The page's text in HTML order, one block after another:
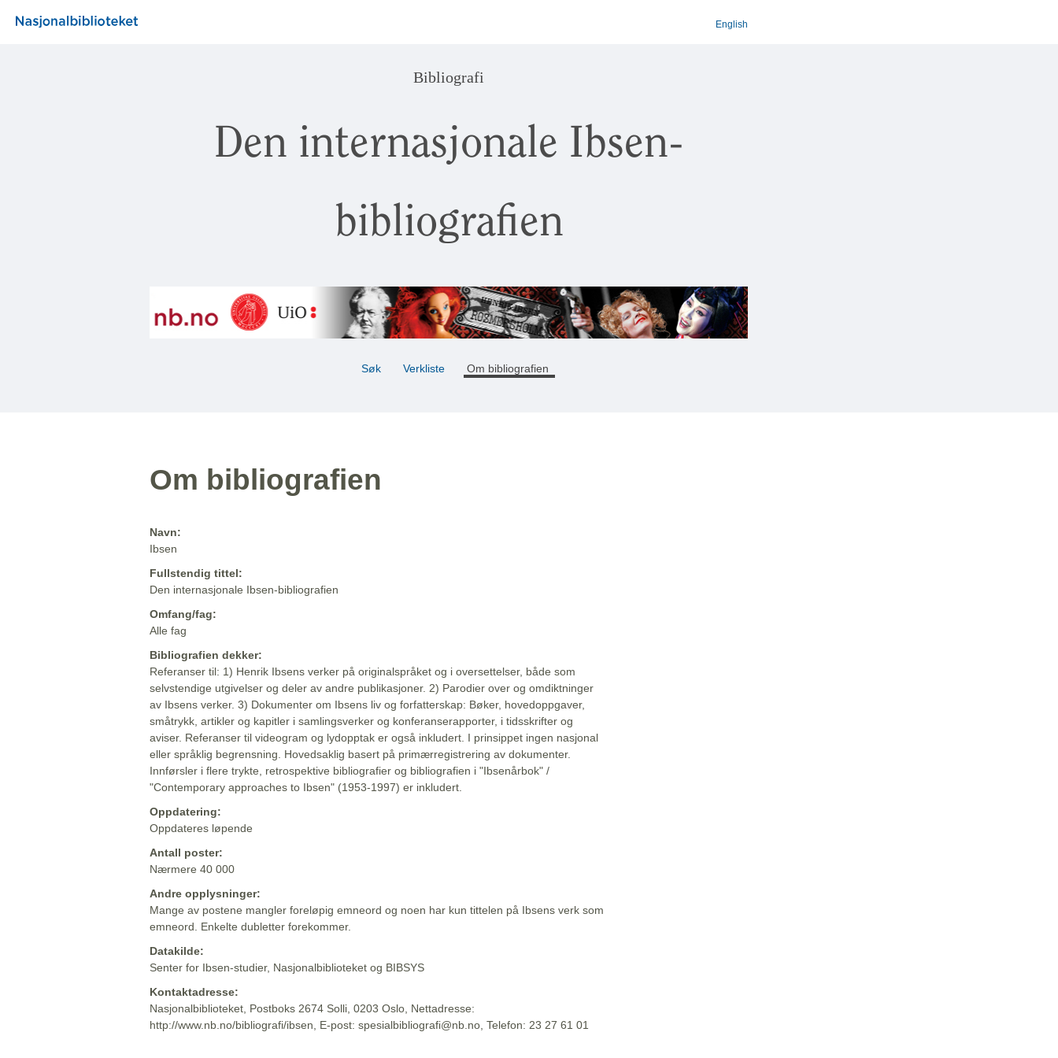
English
Bibliografi
Den internasjonale Ibsen-
bibliografien
Søk Verkliste Om bibliografien
Om bibliografien
Navn:
Ibsen
Fullstendig tittel:
Den internasjonale Ibsen-bibliografien
Omfang/fag:
Alle fag
Bibliografien dekker:
Referanser til: 1) Henrik Ibsens verker på originalspråket og i oversettelser, både som
selvstendige utgivelser og deler av andre publikasjoner. 2) Parodier over og omdiktninger
av Ibsens verker. 3) Dokumenter om Ibsens liv og forfatterskap: Bøker, hovedoppgaver,
småtrykk, artikler og kapitler i samlingsverker og konferanserapporter, i tidsskrifter og
aviser. Referanser til videogram og lydopptak er også inkludert. I prinsippet ingen nasjonal
eller språklig begrensning. Hovedsaklig basert på primærregistrering av dokumenter.
Innførsler i flere trykte, retrospektive bibliografier og bibliografien i "Ibsenårbok" /
"Contemporary approaches to Ibsen" (1953-1997) er inkludert.
Oppdatering:
Oppdateres løpende
Antall poster:
Nærmere 40 000
Andre opplysninger:
Mange av postene mangler foreløpig emneord og noen har kun tittelen på Ibsens verk som
emneord. Enkelte dubletter forekommer.
Datakilde:
Senter for Ibsen-studier, Nasjonalbiblioteket og BIBSYS
Kontaktadresse:
Nasjonalbiblioteket, Postboks 2674 Solli, 0203 Oslo, Nettadresse:
http://www.nb.no/bibliografi/ibsen, E-post: spesialbibliografi@nb.no, Telefon: 23 27 61 01